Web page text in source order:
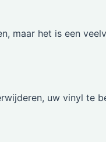
maar het is een
uw vinyl te